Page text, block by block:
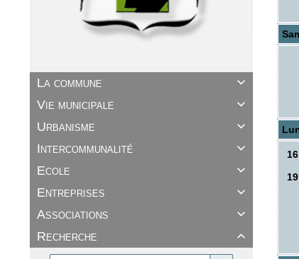

La commune

Vie municipale

Urbanisme

Intercommunalité

Ecole

Entreprises

Associations

Recherche